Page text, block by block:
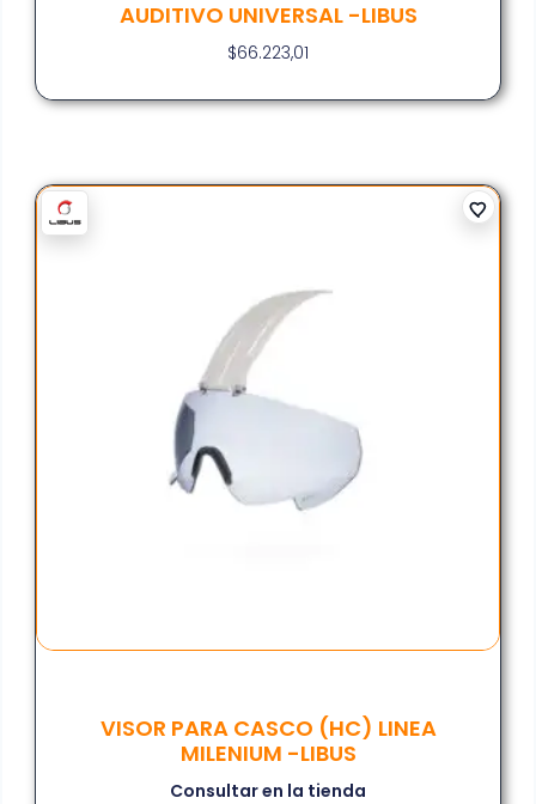
AUDITIVO UNIVERSAL -LIBUS
$66.223,01
VISOR PARA CASCO (HC) LINEA
MILENIUM -LIBUS
Consultar en la tienda